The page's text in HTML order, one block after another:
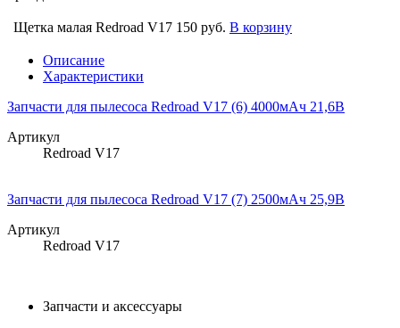
Щетка малая Redroad V17 150 руб. В корзину
Описание
Характеристики
Запчасти для пылесоса Redroad V17 (6) 4000мАч 21,6В
Артикул
Redroad V17
Запчасти для пылесоса Redroad V17 (7) 2500мАч 25,9В
Артикул
Redroad V17
Запчасти и аксессуары